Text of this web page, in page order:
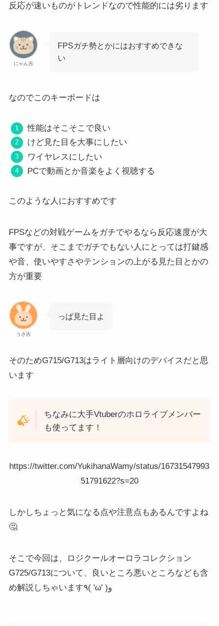
反応が速いものがトレンドなので性能的には劣ります
にゃん吉
FPSガチ勢とかにはおすすめできな
い
なのでこのキーボードは
性能はそこそこで良い
けど見た目を大事にしたい
ワイヤレスにしたい
PCで動画とか音楽をよく視聴する
このような人におすすめです
FPSなどの対戦ゲームをガチでやるなら反応速度が大
事ですが、そこまでガチでもない人にとっては打鍵感
や音、使いやすさやテンションの上がる見た目とかの
方が重要
うさ吉
っぱ見た目よ
そのためG715/G713はライト層向けのデバイスだと思
います
ちなみに大手Vtuberのホロライブメンバー
も使ってます！
https://twitter.com/YukihanaWamy/status/16731547993
51791622?s=20
しかしちょっと気になる点や注意点もあるんですよね
🤔
そこで今回は、ロジクールオーロラコレクション
G725/G713について、良いところ悪いところなども含
め解説しちゃいます٩( 'ω' )و